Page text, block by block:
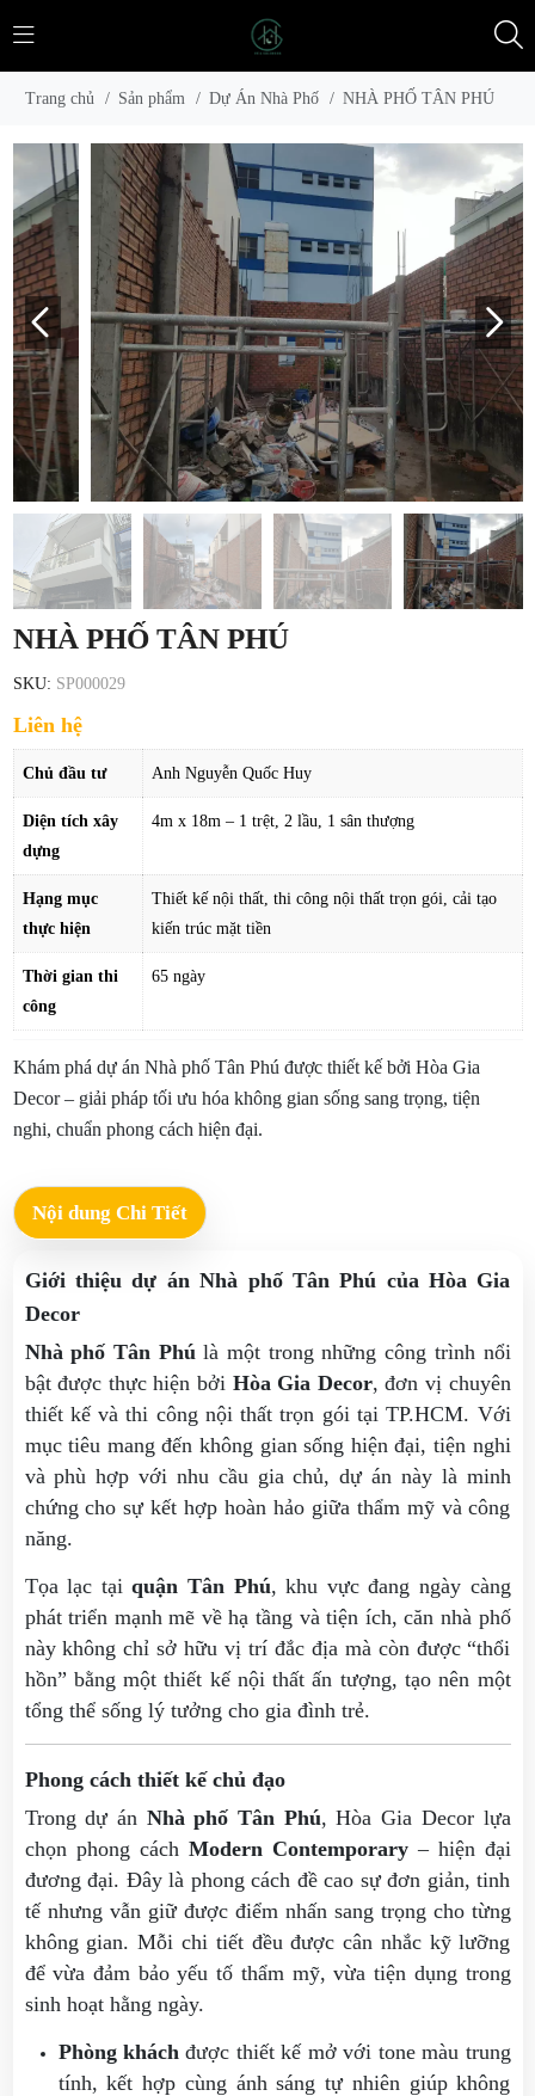
Trang chủ / Sản phẩm / Dự Án Nhà Phố / NHÀ PHỐ TÂN PHÚ
NHÀ PHỐ TÂN PHÚ
SKU: SP000029
Liên hệ
Chủ đầu tư Anh Nguyễn Quốc Huy
Diện tích xây
dựng
4m x 18m – 1 trệt, 2 lầu, 1 sân thượng
Hạng mục
thực hiện
Thiết kế nội thất, thi công nội thất trọn gói, cải tạo
kiến trúc mặt tiền
Thời gian thi
công
65 ngày
Khám phá dự án Nhà phố Tân Phú được thiết kế bởi Hòa Gia
Decor – giải pháp tối ưu hóa không gian sống sang trọng, tiện
nghi, chuẩn phong cách hiện đại.
Nội dung Chi Tiết
Giới thiệu dự án Nhà phố Tân Phú của Hòa Gia
Decor
Nhà phố Tân Phúlà một trong những công trình nổi
bật được thực hiện bởi Hòa Gia Decor, đơn vị chuyên
thiết kế và thi công nội thất trọn gói tại TP.HCM. Với
mục tiêu mang đến không gian sống hiện đại, tiện nghi
và phù hợp với nhu cầu gia chủ, dự án này là minh
chứng cho sự kết hợp hoàn hảo giữa thẩm mỹ và công
năng.
Tọa lạc tạiquận Tân Phú, khu vực đang ngày càng
phát triển mạnh mẽ về hạ tầng và tiện ích, căn nhà phố
này không chỉ sở hữu vị trí đắc địa mà còn được “thổi
hồn” bằng một thiết kế nội thất ấn tượng, tạo nên một
tổng thể sống lý tưởng cho gia đình trẻ.
Phong cách thiết kế chủ đạo
Trong dự án Nhà phố Tân Phú, Hòa Gia Decor lựa
chọn phong cách Modern Contemporary– hiện đại
đương đại. Đây là phong cách đề cao sự đơn giản, tinh
tế nhưng vẫn giữ được điểm nhấn sang trọng cho từng
không gian. Mỗi chi tiết đều được cân nhắc kỹ lưỡng
để vừa đảm bảo yếu tố thẩm mỹ, vừa tiện dụng trong
sinh hoạt hằng ngày.
Phòng kháchđược thiết kế mở với tone màu trung
tính, kết hợp cùng ánh sáng tự nhiên giúp không